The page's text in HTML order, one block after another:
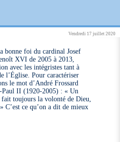
Vendredi 17 juillet 2020
bonne foi du cardinal Josef
XVI de 2005 à 2013,
avec les intégristes tant à
l’Église. Pour caractériser
le mot d’André Frossard
Paul II (1920-2005) : « Un
toujours la volonté de Dieu,
ce qu’on a dit de mieux